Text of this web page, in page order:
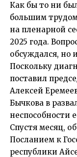
Как бы то ни
большим
на пленарной
2025 года.
обсуждался, но
Поскольку
поставил
Алексей
Бычкова в
неспособности
Спустя месяц,
Посланием к
республики